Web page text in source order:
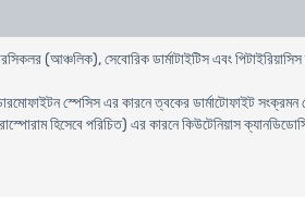
(আঞ্চলিক), সেবোরিক ডার্মাটাইটিস এবং
স্পেসিস এর কারনে ত্বকের ডার্মাটোফাইট সংক্রমন
হিসেবে পরিচিত) এর কারনে কিউটেনিয়াস